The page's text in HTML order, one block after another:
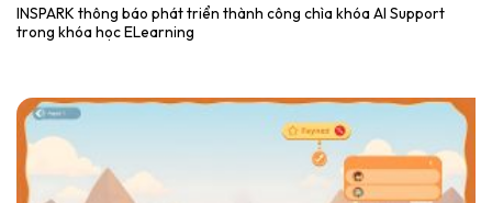
INSPARK thông báo phát triển thành công chìa khóa AI Support
trong khóa học ELearning